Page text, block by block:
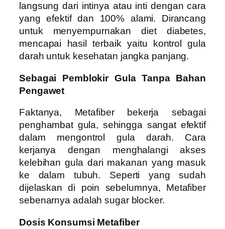
langsung dari intinya atau inti dengan cara
yang efektif dan 100% alami. Dirancang
untuk menyempurnakan diet diabetes,
mencapai hasil terbaik yaitu kontrol gula
darah untuk kesehatan jangka panjang.
Sebagai Pemblokir Gula Tanpa Bahan
Pengawet
Faktanya, Metafiber bekerja sebagai
penghambat gula, sehingga sangat efektif
dalam mengontrol gula darah. Cara
kerjanya dengan menghalangi akses
kelebihan gula dari makanan yang masuk
ke dalam tubuh. Seperti yang sudah
dijelaskan di poin sebelumnya, Metafiber
sebenarnya adalah sugar blocker.
Dosis Konsumsi Metafiber